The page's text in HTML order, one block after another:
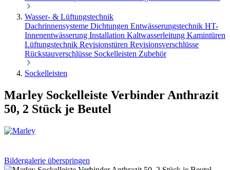
Wasser- & Lüftungstechnik
Dachrinnensysteme Dichtungen Entwässerungstechnik HT-
Innenentwässerung Installation Kaltwasserleitung Kamintüren
Lüftungstechnik Revisionstüren Revisionsverschlüsse
Rückstauverschlüsse Sockelleisten Zubehör
Sockelleisten
Marley Sockelleiste Verbinder Anthrazit
50, 2 Stück je Beutel
Bildergalerie überspringen